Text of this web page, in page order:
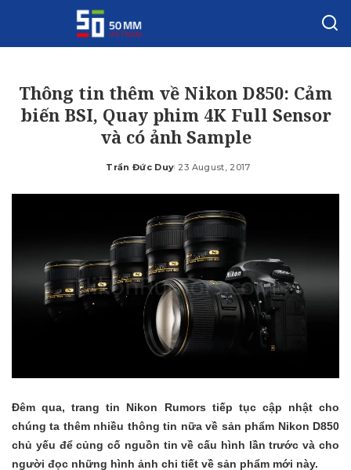
Thông tin thêm về Nikon D850: Cảm
biến BSI, Quay phim 4K Full Sensor
và có ảnh Sample
Posted
Trần Đức Duy 23 August, 2017
Đêm qua, trang tin Nikon Rumors tiếp tục cập nhật cho
chúng ta thêm nhiều thông tin nữa về sản phẩm Nikon D850
chủ yếu để củng cố nguồn tin về cấu hình lần trước và cho
người đọc những hình ảnh chi tiết về sản phẩm mới này.